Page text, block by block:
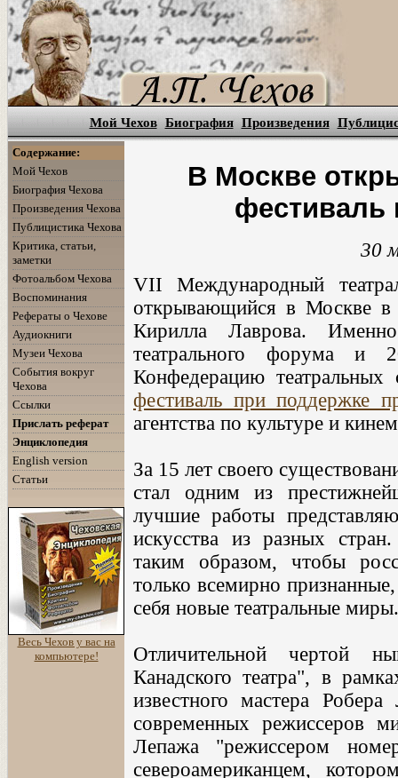
Мой Чехов Биография Произведения
Содержание:
Мой Чехов
Биография Чехова
Произведения Чехова
Публицистика Чехова
Критика, статьи,
заметки
Фотоальбом Чехова
Воспоминания
Рефераты о Чехове
Аудиокниги
Музеи Чехова
События вокруг
Чехова
Ссылки
Прислать реферат
Энциклопедия
English version
Статьи
Весь Чехов у вас на
компьютере!
В Москве
фестиваль
30
VII Международный
открывающийся в Москве в
Кирилла Лаврова.
театрального форума и
Конфедерацию
фестиваль при поддержке
агентства по культуре и
За 15 лет своего
стал одним из
лучшие работы
искусства из разных
таким образом, чтобы
только всемирно
себя новые театральные миры.
Отличительной чертой
Канадского театра", в
известного мастера
современных режиссеров
Лепажа "режиссером
североамериканцем,